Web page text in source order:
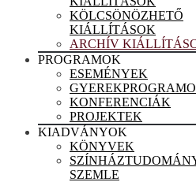
KÖLCSÖNÖZHETŐ
KIÁLLÍTÁSOK
ARCHÍV
PROGRAMOK
ESEMÉNYEK
KONFERENCIÁK
PROJEKTEK
KIADVÁNYOK
KÖNYVEK
SZEMLE